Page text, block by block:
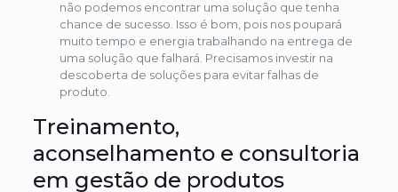
não podemos encontrar uma solução que tenha
chance de sucesso. Isso é bom, pois nos poupará
muito tempo e energia trabalhando na entrega de
uma solução que falhará. Precisamos investir na
descoberta de soluções para evitar falhas de
produto.
Treinamento,
aconselhamento e consultoria
em gestão de produtos